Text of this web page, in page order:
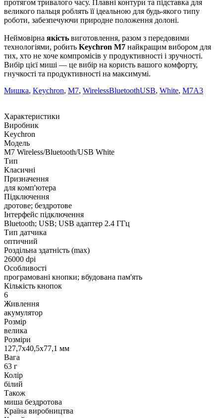
протягом тривалого часу. Плавні контури та підставка для
великого пальця роблять її ідеальною для будь-якого типу
роботи, забезпечуючи природне положення долоні.
Неймовірна якість виготовлення, разом з передовими
технологіями, робить Keychron M7 найкращим вибором для
тих, хто не хоче компромісів у продуктивності і зручності.
Вибір цієї миші — це вибір на користь вашого комфорту,
гнучкості та продуктивності на максимумі.
Мишка, Keychron, M7, WirelessBluetoothUSB, White, M7A3
Характеристики
Виробник
Keychron
Модель
M7 Wireless/Bluetooth/USB White
Тип
Класичні
Призначення
для комп'ютера
Підключення
дротове; бездротове
Інтерфейс підключення
Bluetooth; USB; USB адаптер 2.4 ГГц
Тип датчика
оптичний
Роздільна здатність (max)
26000 dpi
Особливості
програмовані кнопки; вбудована пам'ять
Кількість кнопок
6
Живлення
акумулятор
Розмір
велика
Розміри
127,7х40,5х77,1 мм
Вага
63 г
Колір
білий
Також
миша бездротова
Країна виробництва